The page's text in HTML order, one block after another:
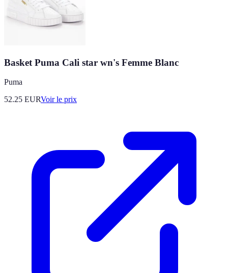
Basket Puma Cali star wn's Femme Blanc
Puma
52.25 EURVoir le prix